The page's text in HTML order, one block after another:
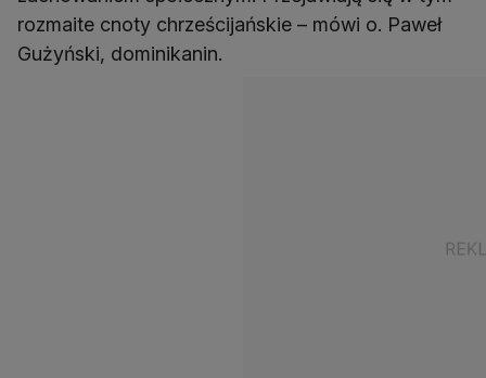
rozmaite cnoty chrześcijańskie – mówi o. Paweł
Gużyński, dominikanin.